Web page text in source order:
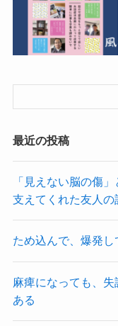
最近の投稿
「見えない脳の傷
支えてくれた友人の
ため込んで、爆発
麻痺になっても、
ある